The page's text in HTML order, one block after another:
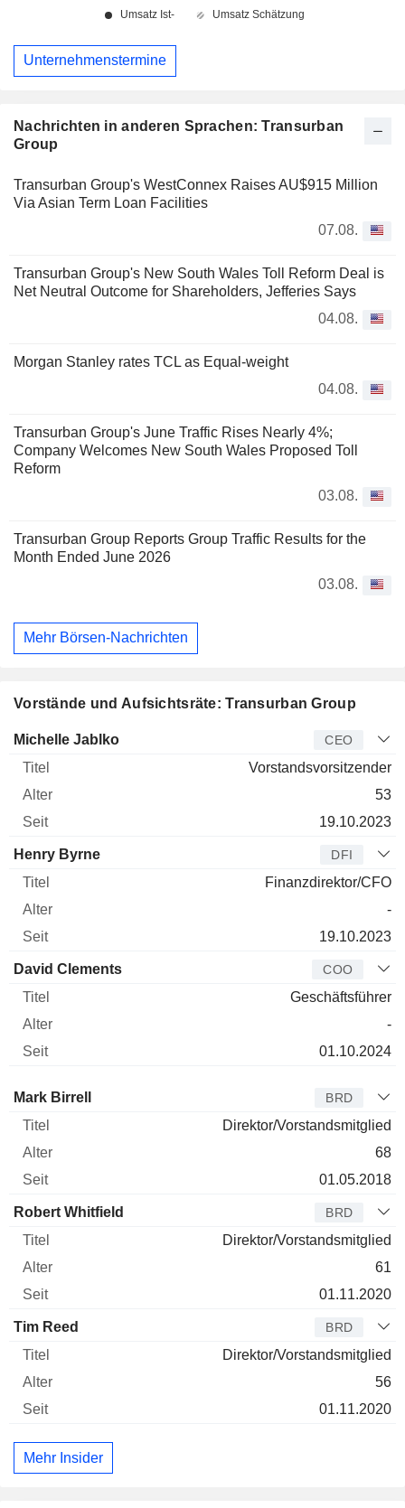
Nachrichten in anderen Sprachen: Transurban
Group
Transurban Group's WestConnex Raises AU$915 Million
Via Asian Term Loan Facilities
07.08.
Transurban Group's New South Wales Toll Reform Deal is
Net Neutral Outcome for Shareholders, Jefferies Says
04.08.
Morgan Stanley rates TCL as Equal-weight
04.08.
Transurban Group's June Traffic Rises Nearly 4%;
Company Welcomes New South Wales Proposed Toll
Reform
03.08.
Transurban Group Reports Group Traffic Results for the
Month Ended June 2026
03.08.
Mehr Börsen-Nachrichten
Vorstände und Aufsichtsräte: Transurban Group
Manager Titel Alter
Michelle Jablko CEO
Vorstandsvorsitzender
53
19.10.2023
Henry Byrne DFI
Finanzdirektor/CFO
-
19.10.2023
David Clements COO
Geschäftsführer
-
01.10.2024
Verwaltungsratsmitglied
Mark Birrell BRD
Direktor/Vorstandsmitglied
68
01.05.2018
Robert Whitfield BRD
Direktor/Vorstandsmitglied
61
01.11.2020
Tim Reed BRD
Direktor/Vorstandsmitglied
56
01.11.2020
Mehr Insider
Unternehmenstermine